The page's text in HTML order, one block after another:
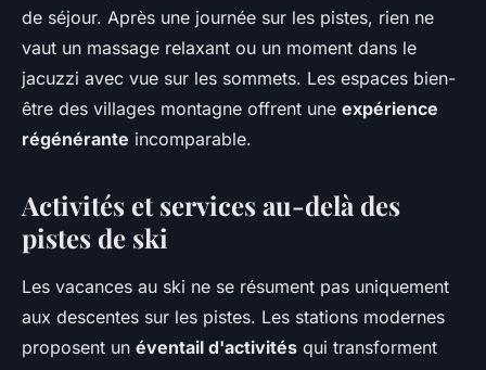
de séjour. Après une journée sur les pistes, rien ne
vaut un massage relaxant ou un moment dans le
jacuzzi avec vue sur les sommets. Les espaces bien-
être des villages montagne offrent une expérience
régénérante incomparable.
Activités et services au-delà des
pistes de ski
Les vacances au ski ne se résument pas uniquement
aux descentes sur les pistes. Les stations modernes
proposent un éventail d'activités qui transforment